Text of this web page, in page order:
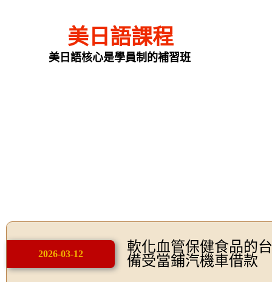
美日語課程
美日語核心是學員制的補習班
2026-03-12
軟化血管保健食品的
備受當鋪汽機車借款